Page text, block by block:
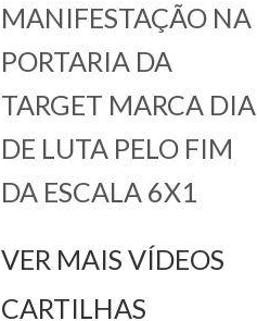
MANIFESTAÇÃO NA
PORTARIA DA
TARGET MARCA DIA
DE LUTA PELO FIM
DA ESCALA 6X1
VER MAIS VÍDEOS
CARTILHAS